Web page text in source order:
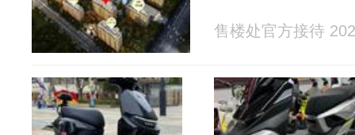
售楼处官方接待